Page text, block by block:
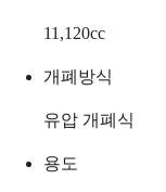
11,120cc
개폐방식
유압 개폐식
용도